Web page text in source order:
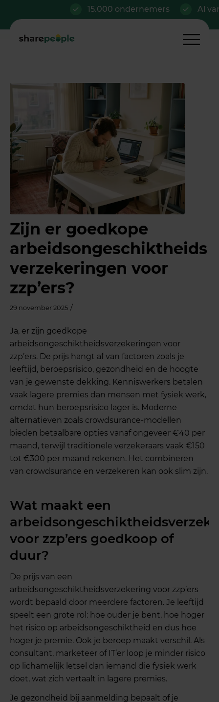
15.000 ondernemers Al vanaf €42/
Zijn er goedkope
arbeidsongeschiktheids
verzekeringen voor
zzp’ers?
29 november 2025 /
Ja, er zijn goedkope
arbeidsongeschiktheidsverzekeringen voor
zzp’ers. De prijs hangt af van factoren zoals je
leeftijd, beroepsrisico, gezondheid en de hoogte
van je gewenste dekking. Kenniswerkers betalen
vaak lagere premies dan mensen met fysiek werk,
omdat hun beroepsrisico lager is. Moderne
alternatieven zoals crowdsurance-modellen
bieden betaalbare opties vanaf ongeveer €40 per
maand, terwijl traditionele verzekeraars vaak €150
tot €300 per maand rekenen. Het combineren
van crowdsurance en verzekeren kan ook slim zijn.
Wat maakt een
voor zzp’ers goedkoop of
duur?
De prijs van een
arbeidsongeschiktheidsverzekering voor zzp’ers
wordt bepaald door meerdere factoren. Je leeftijd
speelt een grote rol: hoe ouder je bent, hoe hoger
het risico op arbeidsongeschiktheid en dus hoe
hoger je premie. Ook je beroep maakt verschil. Als
consultant, marketeer of IT’er loop je minder risico
op lichamelijk letsel dan iemand die fysiek werk
doet, wat zich vertaalt in lagere premies.
Je gezondheid bij aanmelding bepaalt of je